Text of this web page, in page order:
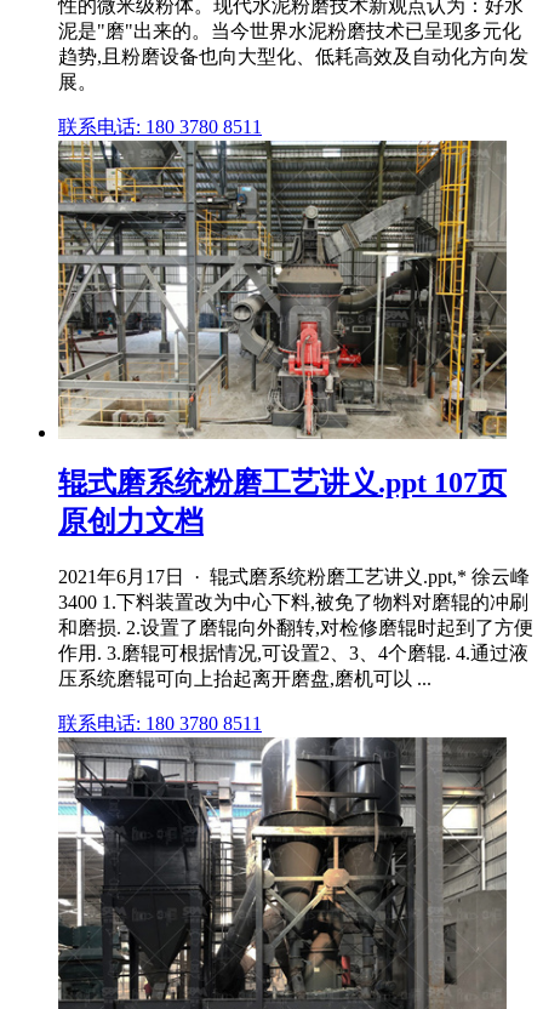
性的微米级粉体。现代水泥粉磨技术新观点认为：好水
泥是"磨"出来的。当今世界水泥粉磨技术已呈现多元化
趋势,且粉磨设备也向大型化、低耗高效及自动化方向发
展。
联系电话: 180 3780 8511
辊式磨系统粉磨工艺讲义.ppt 107页
原创力文档
2021年6月17日 · 辊式磨系统粉磨工艺讲义.ppt,* 徐云峰
3400 1.下料装置改为中心下料,被免了物料对磨辊的冲刷
和磨损. 2.设置了磨辊向外翻转,对检修磨辊时起到了方便
作用. 3.磨辊可根据情况,可设置2、3、4个磨辊. 4.通过液
压系统磨辊可向上抬起离开磨盘,磨机可以 ...
联系电话: 180 3780 8511